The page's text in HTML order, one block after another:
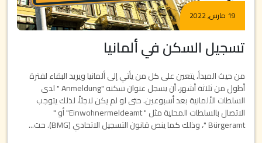
19 مارس, 2022
تسجيل السكن في ألمانيا
من حيث المبدأ، يتعين على كل من يأتي إلى ألمانيا ويريد البقاء لفترة
أطول من ثلاثة أشهر، أن يسجل عنوان سكنه "Anmeldung " لدى
السلطات الألمانية بعد أسبوعين. حتى لو لم يكن لاجئاً، لذلك يتوجب
الاتصال بالسلطات المحلية مثل " Einwohnermeldeamt" أو "
Bürgeramt "، وذلك كما ينص قانون التسجيل الاتحادي (BMG). حت...